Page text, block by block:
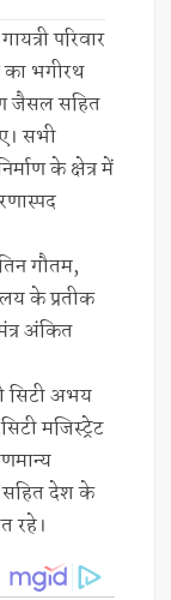
परिवार
का भगीरथ
जैसल सहित
सभी
के क्षेत्र में
गौतम,
के प्रतीक
अंकित
सिटी अभय
मजिस्ट्रेट
सहित देश के
रहे।